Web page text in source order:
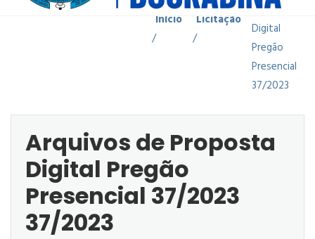
Início
/
Licitação
/
Proposta
Digital
Pregão
Presencial
37/2023
Arquivos de Proposta
Digital Pregão
Presencial 37/2023
37/2023